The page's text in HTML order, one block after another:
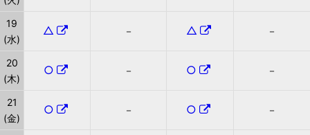
19
(水)
△ － △ －
20
(木)
○ － ○ －
21
(金)
○ － ○ －